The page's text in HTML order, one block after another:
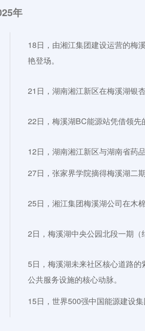
年
18日，由湘江集团建设运营的梅
艳登场。
21日，湖南湘江新区在梅溪湖银
22日，梅溪湖BC能源站凭借领
12日，湖南湘江新区与湖南省药
27日，张家界学院摘得梅溪湖二
25日，湘江集团梅溪湖公司在木
2日，梅溪湖中央公园北段一期（
5日，梅溪湖未来社区核心道路
公共服务设施的核心动脉。
15日，世界500强中国能源建设